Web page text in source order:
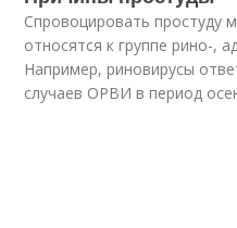
Спровоцировать простуду
относятся к группе рино-,
Например, риновирусы
случаев ОРВИ в период